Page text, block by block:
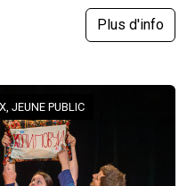
Plus d'info
JEUNE PUBLIC